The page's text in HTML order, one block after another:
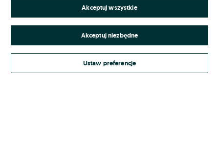
Kontynuując za pośrednictwem jednego z dostawców wskazanych powyżej,
Regulamin serwisu OLX.pl w jego aktualnym brzmieniu.
Akceptuj wszystkie
Akceptuj niezbędne
Ustaw preferencje